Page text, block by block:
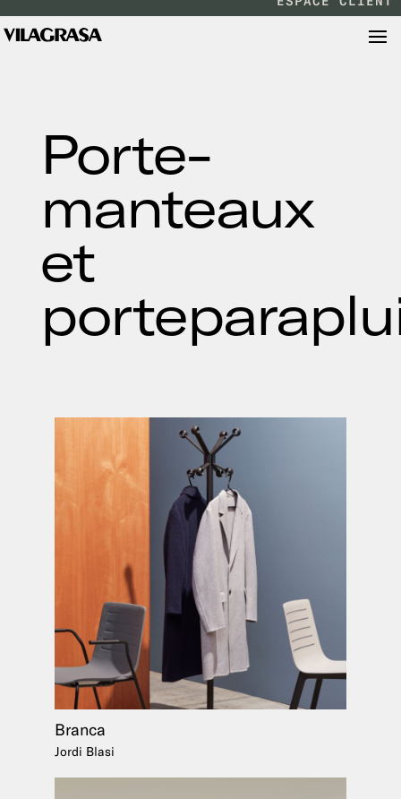
Porte-
manteaux
et
Branca
Jordi Blasi